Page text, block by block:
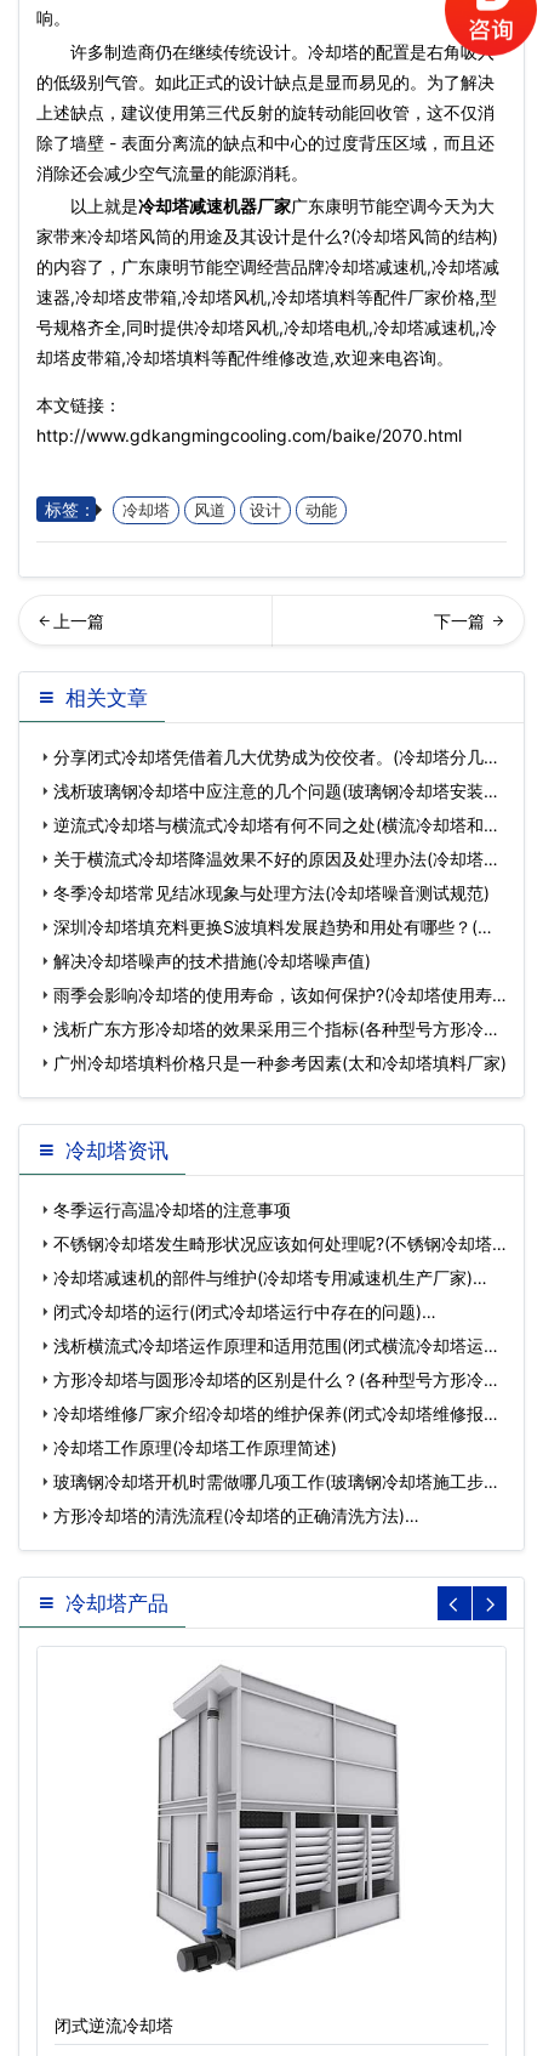
响。
许多制造商仍在继续传统设计。冷却塔的配置是右角吸入
的低级别气管。如此正式的设计缺点是显而易见的。为了解决
上述缺点，建议使用第三代反射的旋转动能回收管，这不仅消
除了墙壁 - 表面分离流的缺点和中心的过度背压区域，而且还
消除还会减少空气流量的能源消耗。
以上就是冷却塔减速机器厂家广东康明节能空调今天为大
家带来冷却塔风筒的用途及其设计是什么?(冷却塔风筒的结构)
的内容了，广东康明节能空调经营品牌冷却塔减速机,冷却塔减
速器,冷却塔皮带箱,冷却塔风机,冷却塔填料等配件厂家价格,型
号规格齐全,同时提供冷却塔风机,冷却塔电机,冷却塔减速机,冷
却塔皮带箱,冷却塔填料等配件维修改造,欢迎来电咨询。
本文链接：
http://www.gdkangmingcooling.com/baike/2070.html
标签： 冷却塔 风道 设计 动能
择冷却塔安全阀应该参考哪
几点?(冷却塔型式各代表什
圳闭式冷却塔厂家针对冷却
塔集水盘和补水方式(深圳闭
相关文章
分享闭式冷却塔凭借着几大优势成为佼佼者。(冷却塔分几大
类 浅析玻璃钢冷却塔中应注意的几个问题(玻璃钢冷却塔安装注
意 逆流式冷却塔与横流式冷却塔有何不同之处(横流冷却塔和逆
流 关于横流式冷却塔降温效果不好的原因及处理办法(冷却塔是
如 冬季冷却塔常见结冰现象与处理方法(冷却塔噪音测试规范)
深圳冷却塔填充料更换S波填料发展趋势和用处有哪些？(深
圳冷
解决冷却塔噪声的技术措施(冷却塔噪声值)
雨季会影响冷却塔的使用寿命，该如何保护?(冷却塔使用寿
命)浅析广东方形冷却塔的效果采用三个指标(各种型号方形冷却
塔 广州冷却塔填料价格只是一种参考因素(太和冷却塔填料厂家)
冷却塔资讯
冬季运行高温冷却塔的注意事项
不锈钢冷却塔发生畸形状况应该如何处理呢?(不锈钢冷却塔
特…冷却塔减速机的部件与维护(冷却塔专用减速机生产厂家)…
闭式冷却塔的运行(闭式冷却塔运行中存在的问题)…
浅析横流式冷却塔运作原理和适用范围(闭式横流冷却塔运行
原…方形冷却塔与圆形冷却塔的区别是什么？(各种型号方形冷却
塔)…
冷却塔维修厂家介绍冷却塔的维护保养(闭式冷却塔维修报价)
… 冷却塔工作原理(冷却塔工作原理简述)
玻璃钢冷却塔开机时需做哪几项工作(玻璃钢冷却塔施工步骤)
… 方形冷却塔的清洗流程(冷却塔的正确清洗方法)…
冷却塔产品
闭式逆流冷却塔